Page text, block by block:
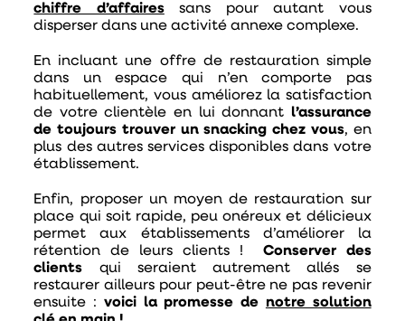
chiffre d’affairessans pour autant vous
disperser dans une activité annexe complexe.
En incluant une offre de restauration simple
dans un espace qui n’en comporte pas
habituellement, vous améliorez la satisfaction
de votre clientèle en lui donnant l’assurance
de toujours trouver un snacking chez vous, en
plus des autres services disponibles dans votre
établissement.
Enfin, proposer un moyen de restauration sur
place qui soit rapide, peu onéreux et délicieux
permet aux établissements d’améliorer la
rétention de leurs clients ! Conserver des
clients qui seraient autrement allés se
restaurer ailleurs pour peut-être ne pas revenir
ensuite : voici la promesse de notre solution